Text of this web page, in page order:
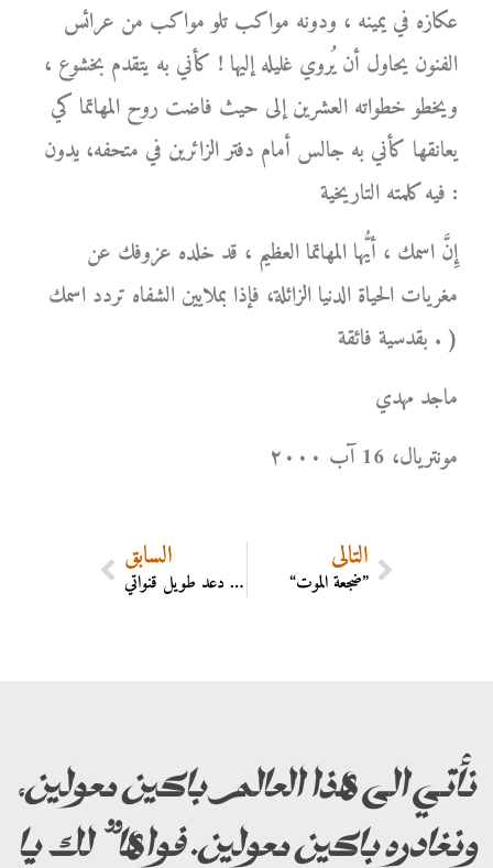
عكازه في يمينه ، ودونه مواكب تلو مواكب من عرائس
الفنون يحاول أن يُروي غليله إليها ! كأني به يتقدم بخشوع ،
ويخطو خطواته العشرين إلى حيث فاضت روح المهاتما كي
يعانقها كأني به جالس أمام دفتر الزائرين في متحفه، يدون
فيه كلمته التاريخية :
إِنَّ اسمك ، أيُّها المهاتما العظيم ، قد خلده عزوفك عن
مغريات الحياة الدنيا الزائلة، فإذا بملايين الشفاه تردد اسمك
بقدسية فائقة . )
ماجد مهدي
مونتریال، 16 آب ۲۰۰۰
السابق
حول الشعر الداهشي بقلم الأديبة دعد طويل قنواتي
التالي
“ضجعة الموت”
نأتي الى هذا العالم باكين معولين،
ونغادره باكين معولين. فواها” لك يا